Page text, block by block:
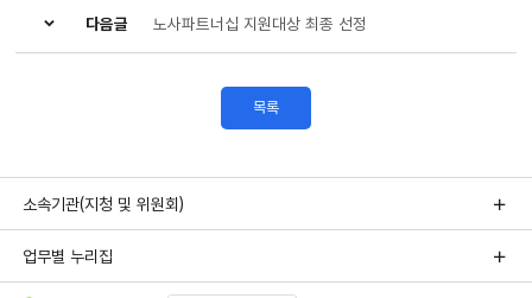
다음글 노사파트너십 지원대상 최종 선정
목록
소속기관(지청 및 위원회)
업무별 누리집